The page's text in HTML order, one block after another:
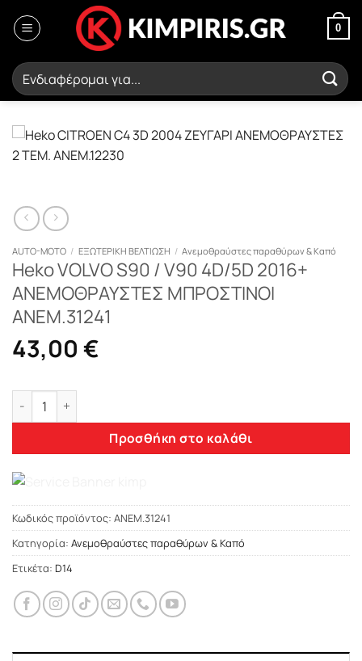
στο
0
Αναζήτηση
για:
AUTO-MOTO / ΕΞΩΤΕΡΙΚΗ ΒΕΛΤΙΩΣΗ / Ανεμοθραύστες παραθύρων & Καπό
Heko VOLVO S90 / V90 4D/5D 2016+
ΑΝΕΜΟΘΡΑΥΣΤΕΣ ΜΠΡΟΣΤΙΝΟΙ
ΑΝΕΜ.31241
43,00 €
Heko VOLVO S90 / V90 4D/5D 2016+ ΑΝΕΜΟΘΡΑΥΣΤΕΣ
Προσθήκη στο καλάθι
Κωδικός προϊόντος: ΑΝΕΜ.31241
Κατηγορία: Ανεμοθραύστες παραθύρων & Καπό
Ετικέτα: D14